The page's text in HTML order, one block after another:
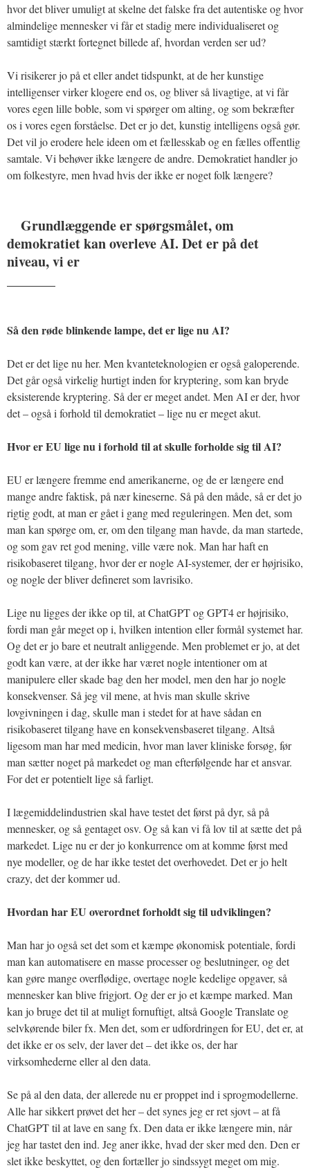
hvor det bliver umuligt at skelne det falske fra det autentiske og hvor
almindelige mennesker vi får et stadig mere individualiseret og
samtidigt stærkt fortegnet billede af, hvordan verden ser ud?
Vi risikerer jo på et eller andet tidspunkt, at de her kunstige
intelligenser virker klogere end os, og bliver så livagtige, at vi får
vores egen lille boble, som vi spørger om alting, og som bekræfter
os i vores egen forståelse. Det er jo det, kunstig intelligens også gør.
Det vil jo erodere hele ideen om et fællesskab og en fælles offentlig
samtale. Vi behøver ikke længere de andre. Demokratiet handler jo
om folkestyre, men hvad hvis der ikke er noget folk længere?
Grundlæggende er spørgsmålet, om
demokratiet kan overleve AI. Det er på det
niveau, vi er
Så den røde blinkende lampe, det er lige nu AI?
Det er det lige nu her. Men kvanteteknologien er også galoperende.
Det går også virkelig hurtigt inden for kryptering, som kan bryde
eksisterende kryptering. Så der er meget andet. Men AI er der, hvor
det – også i forhold til demokratiet – lige nu er meget akut.
Hvor er EU lige nu i forhold til at skulle forholde sig til AI?
EU er længere fremme end amerikanerne, og de er længere end
mange andre faktisk, på nær kineserne. Så på den måde, så er det jo
rigtig godt, at man er gået i gang med reguleringen. Men det, som
man kan spørge om, er, om den tilgang man havde, da man startede,
og som gav ret god mening, ville være nok. Man har haft en
risikobaseret tilgang, hvor der er nogle AI-systemer, der er højrisiko,
og nogle der bliver defineret som lavrisiko.
Lige nu ligges der ikke op til, at ChatGPT og GPT4 er højrisiko,
fordi man går meget op i, hvilken intention eller formål systemet har.
Og det er jo bare et neutralt anliggende. Men problemet er jo, at det
godt kan være, at der ikke har været nogle intentioner om at
manipulere eller skade bag den her model, men den har jo nogle
konsekvenser. Så jeg vil mene, at hvis man skulle skrive
lovgivningen i dag, skulle man i stedet for at have sådan en
risikobaseret tilgang have en konsekvensbaseret tilgang. Altså
ligesom man har med medicin, hvor man laver kliniske forsøg, før
man sætter noget på markedet og man efterfølgende har et ansvar.
For det er potentielt lige så farligt.
I lægemiddelindustrien skal have testet det først på dyr, så på
mennesker, og så gentaget osv. Og så kan vi få lov til at sætte det på
markedet. Lige nu er der jo konkurrence om at komme først med
nye modeller, og de har ikke testet det overhovedet. Det er jo helt
crazy, det der kommer ud.
Hvordan har EU overordnet forholdt sig til udviklingen?
Man har jo også set det som et kæmpe økonomisk potentiale, fordi
man kan automatisere en masse processer og beslutninger, og det
kan gøre mange overflødige, overtage nogle kedelige opgaver, så
mennesker kan blive frigjort. Og der er jo et kæmpe marked. Man
kan jo bruge det til at muligt fornuftigt, altså Google Translate og
selvkørende biler fx. Men det, som er udfordringen for EU, det er, at
det ikke er os selv, der laver det – det ikke os, der har
virksomhederne eller al den data.
Se på al den data, der allerede nu er proppet ind i sprogmodellerne.
Alle har sikkert prøvet det her – det synes jeg er ret sjovt – at få
ChatGPT til at lave en sang fx. Den data er ikke længere min, når
jeg har tastet den ind. Jeg aner ikke, hvad der sker med den. Den er
slet ikke beskyttet, og den fortæller jo sindssygt meget om mig.